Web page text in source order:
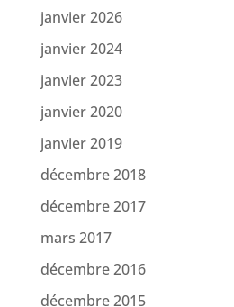
janvier 2026
janvier 2024
janvier 2023
janvier 2020
janvier 2019
décembre 2018
décembre 2017
mars 2017
décembre 2016
décembre 2015